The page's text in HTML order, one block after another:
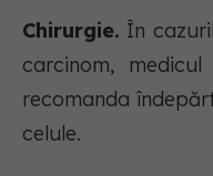
Chirurgie. În
carcinom,
recomanda
celule.